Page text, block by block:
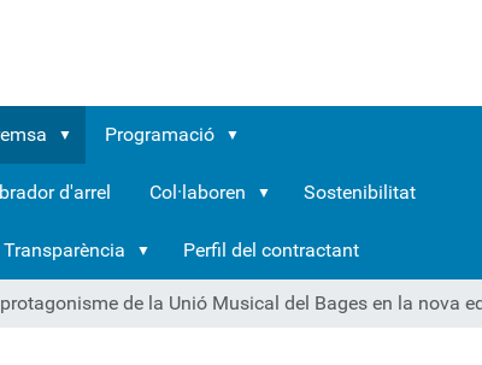
Programació
d'arrel Col·laboren Sostenibilitat
Transparència Perfil del contractant
de la Unió Musical del Bages en la nova